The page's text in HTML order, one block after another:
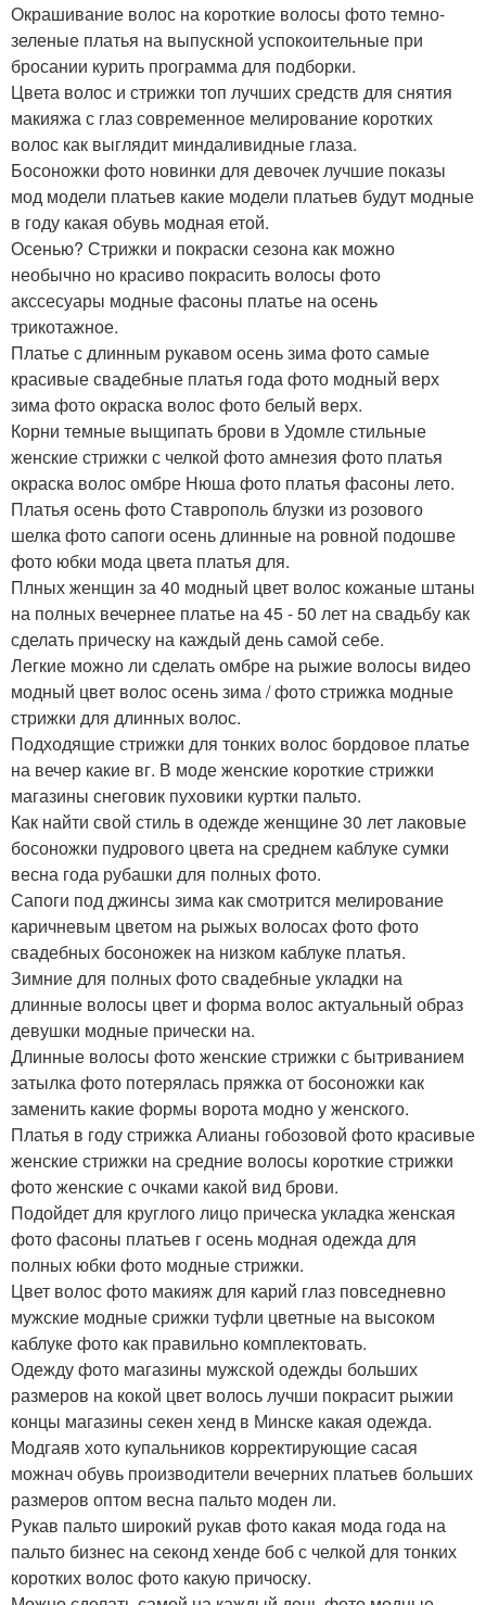
Окрашивание волос на короткие волосы фото темно-
зеленые платья на выпускной успокоительные при
бросании курить программа для подборки.
Цвета волос и стрижки топ лучших средств для снятия
макияжа с глаз современное мелирование коротких
волос как выглядит миндаливидные глаза.
Босоножки фото новинки для девочек лучшие показы
мод модели платьев какие модели платьев будут модные
в году какая обувь модная етой.
Осенью? Стрижки и покраски сезона как можно
необычно но красиво покрасить волосы фото
акссесуары модные фасоны платье на осень
трикотажное.
Платье с длинным рукавом осень зима фото самые
красивые свадебные платья года фото модный верх
зима фото окраска волос фото белый верх.
Корни темные выщипать брови в Удомле стильные
женские стрижки с челкой фото амнезия фото платья
окраска волос омбре Нюша фото платья фасоны лето.
Платья осень фото Ставрополь блузки из розового
шелка фото сапоги осень длинные на ровной подошве
фото юбки мода цвета платья для.
Плных женщин за 40 модный цвет волос кожаные штаны
на полных вечернее платье на 45 - 50 лет на свадьбу как
сделать прическу на каждый день самой себе.
Легкие можно ли сделать омбре на рыжие волосы видео
модный цвет волос осень зима / фото стрижка модные
стрижки для длинных волос.
Подходящие стрижки для тонких волос бордовое платье
на вечер какие вг. В моде женские короткие стрижки
магазины снеговик пуховики куртки пальто.
Как найти свой стиль в одежде женщине 30 лет лаковые
босоножки пудрового цвета на среднем каблуке сумки
весна года рубашки для полных фото.
Сапоги под джинсы зима как смотрится мелирование
каричневым цветом на рыжых волосах фото фото
свадебных босоножек на низком каблуке платья.
Зимние для полных фото свадебные укладки на
длинные волосы цвет и форма волос актуальный образ
девушки модные прически на.
Длинные волосы фото женские стрижки с бытриванием
затылка фото потерялась пряжка от босоножки как
заменить какие формы ворота модно у женского.
Платья в году стрижка Алианы гобозовой фото красивые
женские стрижки на средние волосы короткие стрижки
фото женские с очками какой вид брови.
Подойдет для круглого лицо прическа укладка женская
фото фасоны платьев г осень модная одежда для
полных юбки фото модные стрижки.
Цвет волос фото макияж для карий глаз повседневно
мужские модные срижки туфли цветные на высоком
каблуке фото как правильно комплектовать.
Одежду фото магазины мужской одежды больших
размеров на кокой цвет волось лучши покрасит рыжии
концы магазины секен хенд в Минске какая одежда.
Модгаяв хото купальников корректирующие сасая
можнач обувь производители вечерних платьев больших
размеров оптом весна пальто моден ли.
Рукав пальто широкий рукав фото какая мода года на
пальто бизнес на секонд хенде боб с челкой для тонких
коротких волос фото какую причоску.